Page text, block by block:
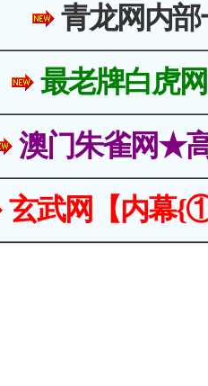
青龙网内
最老牌白虎
澳门朱雀网★
玄武网【内幕